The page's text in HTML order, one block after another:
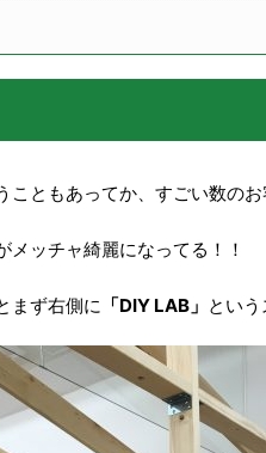
こともあってか、すごい数のお
メッチャ綺麗になってる！！
まず右側に 「DIY LAB」 という